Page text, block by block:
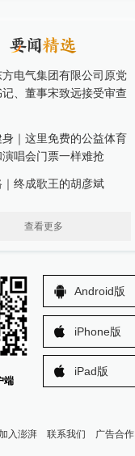
电气集团有限公司原党
、董事宋致远接受审查
｜这里免费的公益体育
唱会门票一样难抢
终成歌王的胡彦斌
查看更多
端
Android版
iPhone版
iPad版
入澎湃 联系我们 广告合作